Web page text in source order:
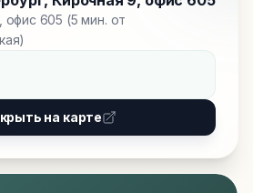
офис 605 (5 мин. от
на карте